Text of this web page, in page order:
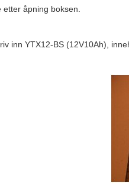
etter åpning boksen.
inn YTX12-BS (12V10Ah),